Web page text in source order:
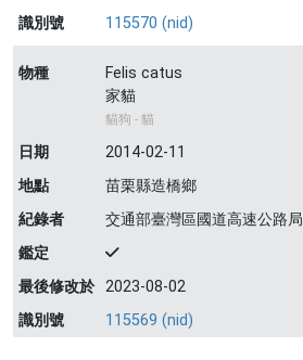
識別號
115570 (nid)
物種
Felis catus
家貓
貓狗 - 貓
日期
2014-02-11
地點
苗栗縣造橋鄉
紀錄者
交通部臺灣區國道高速公路局
鑑定
最後修改於 2023-08-02
識別號
115569 (nid)